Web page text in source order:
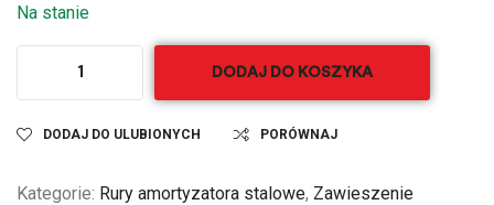
Na stanie
DODAJ DO KOSZYKA
DODAJ DO ULUBIONYCH PORÓWNAJ
Kategorie: Rury amortyzatora stalowe, Zawieszenie